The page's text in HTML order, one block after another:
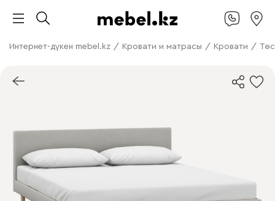
Интернет-дүкен mebel.kz / Кровати и матрасы / Кровати /